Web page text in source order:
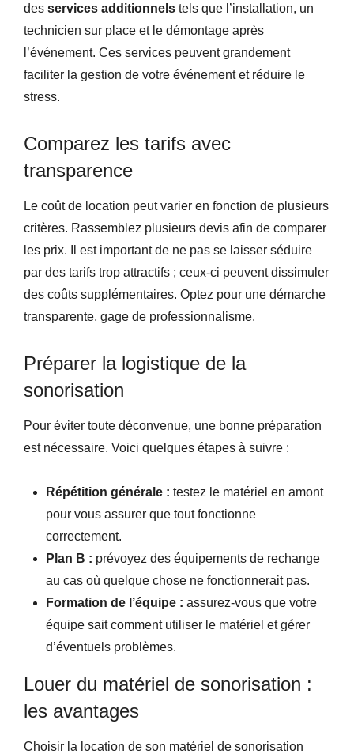
des services additionnels tels que l’installation, un
technicien sur place et le démontage après
l’événement. Ces services peuvent grandement
faciliter la gestion de votre événement et réduire le
stress.
Comparez les tarifs avec
transparence
Le coût de location peut varier en fonction de plusieurs
critères. Rassemblez plusieurs devis afin de comparer
les prix. Il est important de ne pas se laisser séduire
par des tarifs trop attractifs ; ceux-ci peuvent dissimuler
des coûts supplémentaires. Optez pour une démarche
transparente, gage de professionnalisme.
Préparer la logistique de la
sonorisation
Pour éviter toute déconvenue, une bonne préparation
est nécessaire. Voici quelques étapes à suivre :
Répétition générale : testez le matériel en amont
pour vous assurer que tout fonctionne
correctement.
Plan B : prévoyez des équipements de rechange
au cas où quelque chose ne fonctionnerait pas.
Formation de l’équipe : assurez-vous que votre
équipe sait comment utiliser le matériel et gérer
d’éventuels problèmes.
Louer du matériel de sonorisation :
les avantages
Choisir la location de son matériel de sonorisation